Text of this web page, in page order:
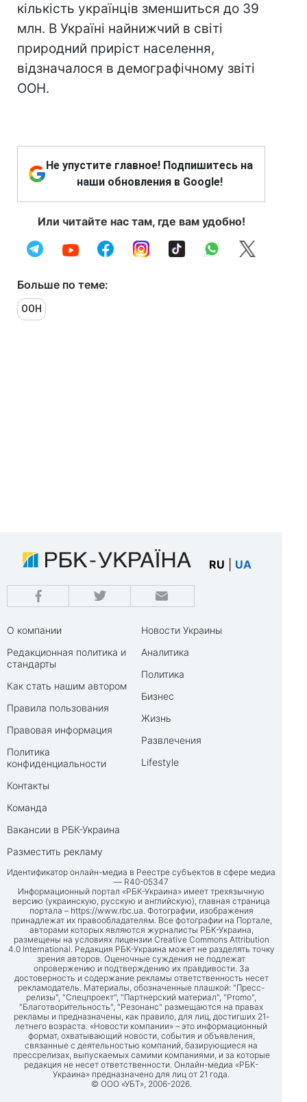
кількість українців зменшиться до 39
млн. В Україні найнижчий в світі
природний приріст населення,
відзначалося в демографічному звіті
ООН.
Не упустите главное! Подпишитесь на
наши обновления в Google!
Или читайте нас там, где вам удобно!
Больше по теме:
ООН
RU UA
О компании
Редакционная политика и
стандарты
Как стать нашим автором
Правила пользования
Правовая информация
Политика
конфиденциальности
Контакты
Команда
Вакансии в РБК-Украина
Разместить рекламу
Новости Украины
Аналитика
Политика
Бизнес
Жизнь
Развлечения
Lifestyle
Идентификатор онлайн-медиа в Реестре субъектов в сфере медиа
— R40-05347
Информационный портал «РБК-Украина» имеет трехязычную
версию (украинскую, русскую и английскую), главная страница
портала – https://www.rbc.ua. Фотографии, изображения
принадлежат их правообладателям. Все фотографии на Портале,
авторами которых являются журналисты РБК-Украина,
размещены на условиях лицензии Creative Commons Attribution
4.0 International. Редакция РБК-Украина может не разделять точку
зрения авторов. Оценочные суждения не подлежат
опровержению и подтверждению их правдивости. За
достоверность и содержание рекламы ответственность несет
рекламодатель. Материалы, обозначенные плашкой: "Пресс-
релизы", "Спецпроект", "Партнерский материал", "Promo",
"Благотворительность", "Резонанс" размещаются на правах
рекламы и предназначены, как правило, для лиц, достигших 21-
летнего возраста. «Новости компании» – это информационный
формат, охватывающий новости, события и объявления,
связанные с деятельностью компаний, базирующиеся на
прессрелизах, выпускаемых самими компаниями, и за которые
редакция не несет ответственности. Онлайн-медиа «РБК-
Украина» предназначено для лиц от 21 года.
© ООО «УБТ», 2006-2026.